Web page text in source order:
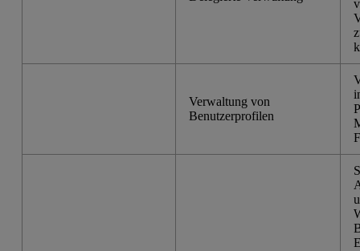
Verwaltung von
Benutzerprofilen